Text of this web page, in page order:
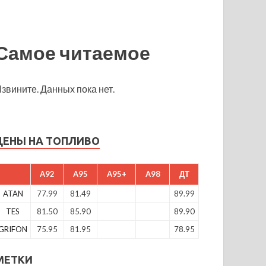
читаемое
Данных пока нет.
НА ТОПЛИВО
A92 A95 A95+ A98 ДТ
ATAN 77.99 81.49
89.99
TES
81.50 85.90
89.90
75.95 81.95 78.95